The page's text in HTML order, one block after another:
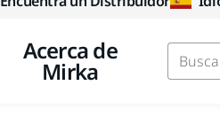
Acerca de
Mirka Buscar